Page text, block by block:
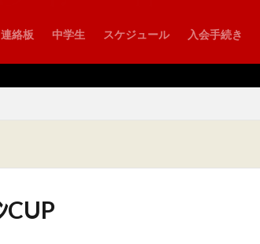
連絡板 中学生 スケジュール 入会手続き
CUP